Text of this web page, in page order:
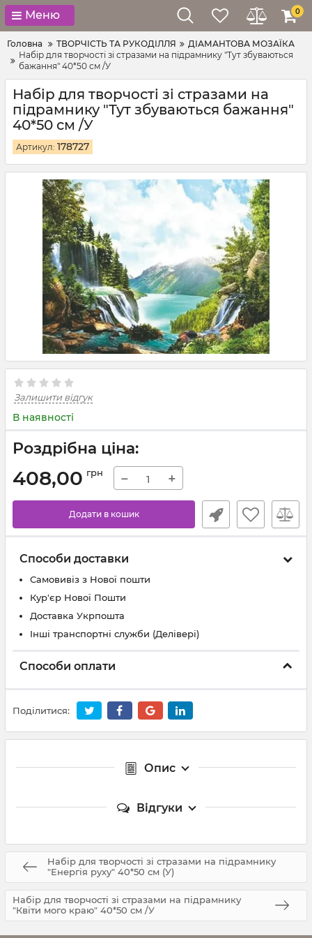
Меню 0
Головна ТВОРЧІСТЬ ТА РУКОДІЛЛЯ
ДІАМАНТОВА МОЗАЇКА
Набір для творчості зі стразами на підрамнику "Тут збуваються
бажання" 40*50 см /У
Набір для творчості зі стразами на
підрамнику "Тут збуваються бажання"
40*50 см /У
Артикул: 178727
Залишити відгук
В наявності
Роздрібна ціна:
408,00 грн − +
Додати в кошик
Способи доставки
Самовивіз з Нової пошти
Кур'єр Нової Пошти
Доставка Укрпошта
Інші транспортні служби (Делівері)
Способи оплати
Поділитися:
Опис
Відгуки
Набір для творчості зі стразами на підрамнику
"Енергія руху" 40*50 см (У)
Набір для творчості зі стразами на підрамнику
"Квіти мого краю" 40*50 см /У